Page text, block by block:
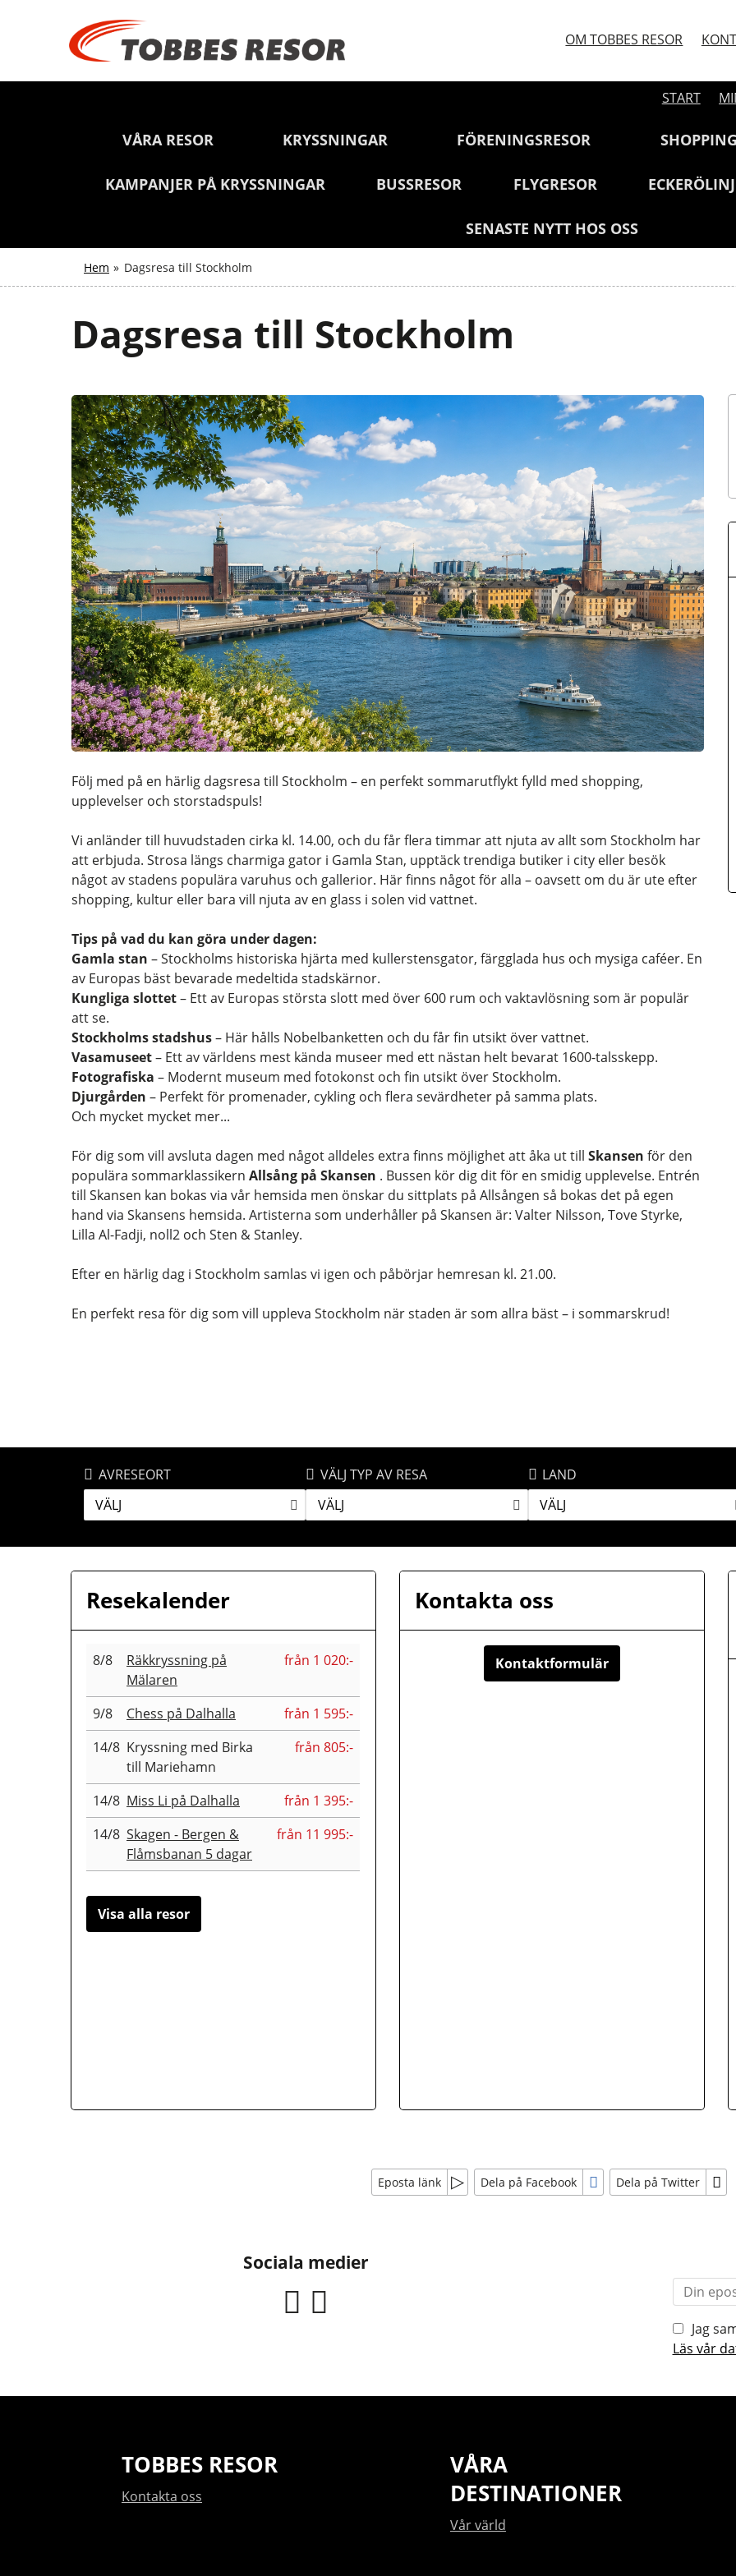
OM TOBBES RESOR
START
VÅRA RESOR KRYSSNINGAR FÖRENINGSRESOR
KAMPANJER PÅ KRYSSNINGAR BUSSRESOR FLYGRESOR
SENASTE NYTT HOS OSS
Hem » Dagsresa till Stockholm
Dagsresa till Stockholm
Följ med på en härlig dagsresa till Stockholm – en perfekt sommarutflykt fylld med shopping,
upplevelser och storstadspuls!
Vi anländer till huvudstaden cirka kl. 14.00, och du får flera timmar att njuta av allt som Stockholm har
att erbjuda. Strosa längs charmiga gator i Gamla Stan, upptäck trendiga butiker i city eller besök
något av stadens populära varuhus och gallerior. Här finns något för alla – oavsett om du är ute efter
shopping, kultur eller bara vill njuta av en glass i solen vid vattnet.
Tips på vad du kan göra under dagen:
Gamla stan – Stockholms historiska hjärta med kullerstensgator, färgglada hus och mysiga caféer. En
av Europas bäst bevarade medeltida stadskärnor.
Kungliga slottet– Ett av Europas största slott med över 600 rum och vaktavlösning som är populär
att se.
Stockholms stadshus– Här hålls Nobelbanketten och du får fin utsikt över vattnet.
Vasamuseet– Ett av världens mest kända museer med ett nästan helt bevarat 1600-talsskepp.
Fotografiska – Modernt museum med fotokonst och fin utsikt över Stockholm.
Djurgården – Perfekt för promenader, cykling och flera sevärdheter på samma plats.
Och mycket mycket mer...
För dig som vill avsluta dagen med något alldeles extra finns möjlighet att åka ut till Skansen för den
populära sommarklassikern Allsång på Skansen . Bussen kör dig dit för en smidig upplevelse. Entrén
till Skansen kan bokas via vår hemsida men önskar du sittplats på Allsången så bokas det på egen
hand via Skansens hemsida. Artisterna som underhåller på Skansen är: Valter Nilsson, Tove Styrke,
Lilla Al-Fadji, noll2 och Sten & Stanley.
Efter en härlig dag i Stockholm samlas vi igen och påbörjar hemresan kl. 21.00.
En perfekt resa för dig som vill uppleva Stockholm när staden är som allra bäst – i sommarskrud!
AVRESEORT
VÄLJ
VÄLJ TYP AV RESA
VÄLJ
LAND
VÄLJ
Resekalender
8/8
Räkkryssning på
Mälaren
från 1 020:-
9/8 Chess på Dalhalla
från 1 595:-
14/8 Kryssning med Birka
till Mariehamn
från 805:-
14/8 Miss Li på Dalhalla
från 1 395:-
14/8 Skagen - Bergen &
Flåmsbanan 5 dagar
från 11 995:-
Visa alla resor
Kontakta oss
Kontaktformulär
Eposta länk Dela på Facebook Dela på Twitter
Sociala medier
Jag
Läs vår
TOBBES RESOR
Kontakta oss
VÅRA
DESTINATIONER
Vår värld